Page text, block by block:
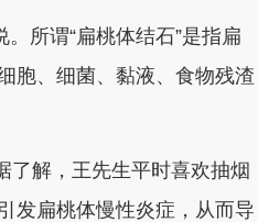
所谓“扁桃体结石”是指扁
胞、细菌、黏液、食物残渣
解，王先生平时喜欢抽烟
发扁桃体慢性炎症，从而导